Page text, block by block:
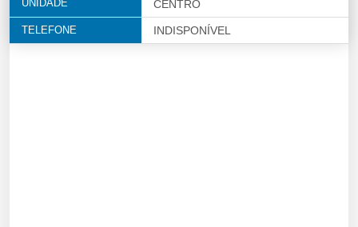
UNIDADE
CENTRO
TELEFONE INDISPONÍVEL